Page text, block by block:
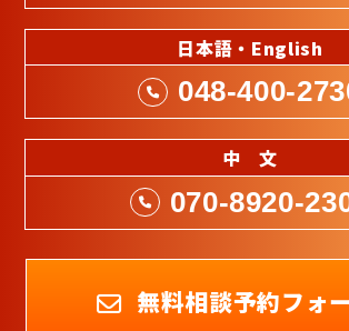
日本語・English
048-400-
中 文
070-8920-
無料相談予約フォ